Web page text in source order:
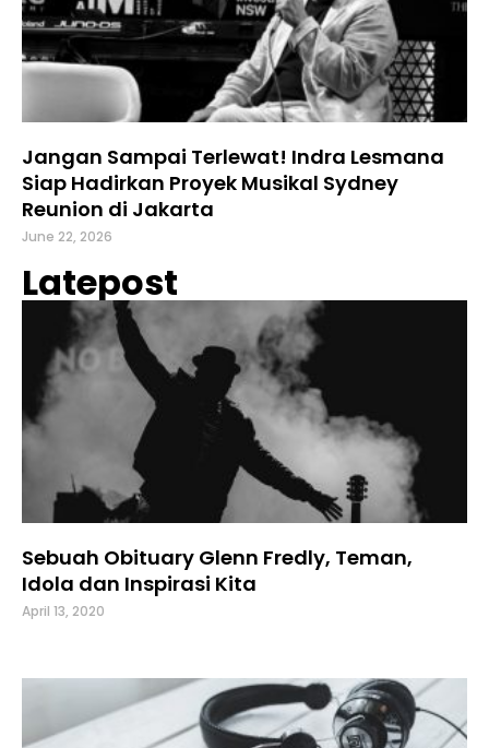
Jangan Sampai Terlewat! Indra Lesmana
Siap Hadirkan Proyek Musikal Sydney
Reunion di Jakarta
June 22, 2026
Latepost
Sebuah Obituary Glenn Fredly, Teman,
Idola dan Inspirasi Kita
April 13, 2020